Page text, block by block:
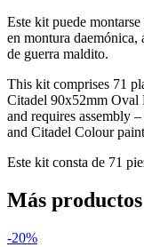
Este kit puede
en montura
de guerra maldito.
This kit comprises 71
Citadel 90x52mm Oval
and requires assembly
and Citadel Colour
Este kit consta de 71
Más
-20%